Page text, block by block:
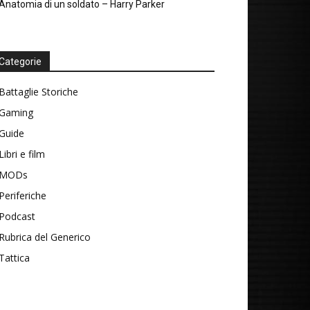
di un soldato – Harry Parker
Storiche
e film
del Generico